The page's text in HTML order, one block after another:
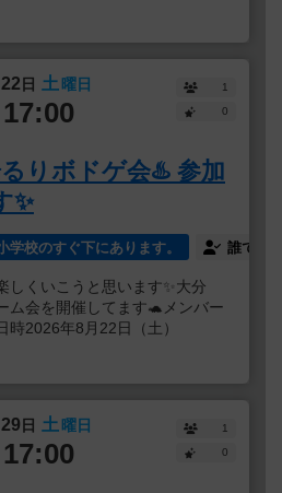
22日 土曜日
1
0
りボドゲ会♨️ 参加
✨
学校のすぐ下にあります。 誰でも
しくいこうと思います✨大分
ム会を開催してます🐢メンバー
時2026年8月22日（土）
29日 土曜日
1
0